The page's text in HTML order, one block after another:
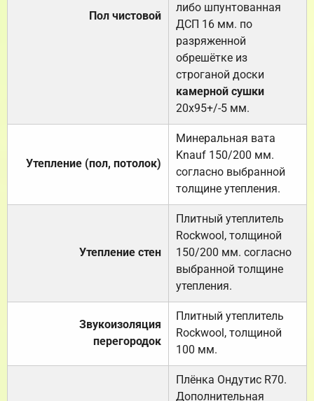
Пол чистовой
либо шпунтованная
ДСП 16 мм. по
разряженной
обрешётке из
строганой доски
камерной сушки
20х95+/-5 мм.
Утепление (пол, потолок)
Минеральная вата
Knauf 150/200 мм.
согласно выбранной
толщине утепления.
Утепление стен
Плитный утеплитель
Rockwool, толщиной
150/200 мм. согласно
выбранной толщине
утепления.
Звукоизоляция
перегородок
Плитный утеплитель
Rockwool, толщиной
100 мм.
Плёнка Ондутис R70.
Дополнительная